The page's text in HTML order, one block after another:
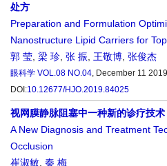
处方
Preparation and Formulation
Nanostructure Lipid Carriers for
郭 莹 梁 珍 张 振 王敬博 张俊杰
眼科学 VOL.08 NO.04, December 11
DOI:10.12677/HJO.2019.84025
视网膜静脉阻塞中一种新的诊疗技术
A New Diagnosis and Treatment
Occlusion
崔淑敏 秦 梅